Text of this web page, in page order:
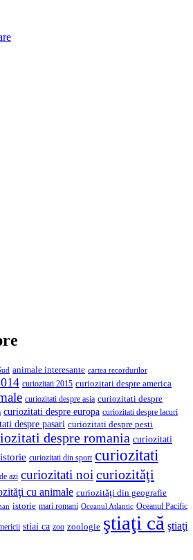
animale interesante cartea recordurilor
curiozitati 2015 curiozitati despre america
curiozitati despre asia curiozitati despre
curiozitati despre europa curiozitati despre lacuri
despre pasari curiozitati despre pesti
despre romania curiozitati
curiozitati din sport curiozitati
azi curiozitati noicuriozităţi
cu animale curiozităţi din geografie
istorie mari romani Oceanul Atlantic Oceanul Pacific
stiai ca zoo zoologie ştiaţi că ştiaţi